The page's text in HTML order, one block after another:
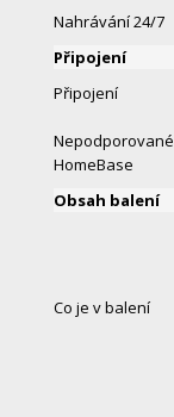
Nahrávání 24/7
Připojení
Připojení
Nepodporované
HomeBase
Obsah balení
Co je v balení